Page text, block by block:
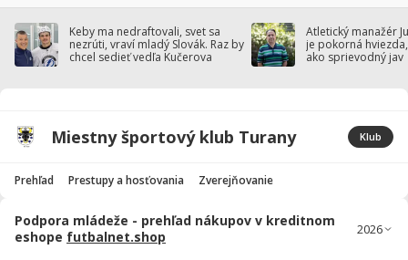
Keby ma nedraftovali, svet sa
nezrúti, vraví mladý Slovák. Raz by
chcel sedieť vedľa Kučerova
Atletický manažér
je pokorná
ako sprievodný jav
Miestny športový klub Turany Klub
Prehľad Prestupy a hosťovania Zverejňovanie
Podpora mládeže - prehľad nákupov v kreditnom
eshope futbalnet.shop